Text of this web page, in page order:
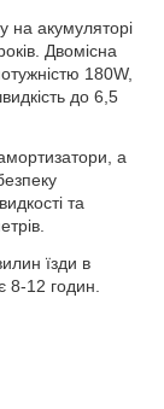
на акумуляторі
Двомісна
180W,
до 6,5
а
та
їзди в
8-12 годин.